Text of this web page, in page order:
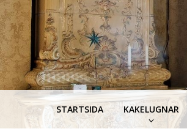
STARTSIDA KAKELUGNAR